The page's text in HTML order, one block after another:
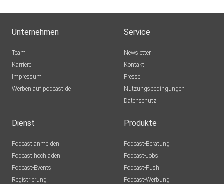
Unternehmen
Team
Karriere
Impressum
Werben auf podcast.de
Service
Newsletter
Kontakt
Presse
Nutzungsbedingungen
Datenschutz
Dienst
Podcast anmelden
Podcast hochladen
Podcast-Events
Registrierung
Produkte
Podcast-Beratung
Podcast-Jobs
Podcast-Push
Podcast-Werbung